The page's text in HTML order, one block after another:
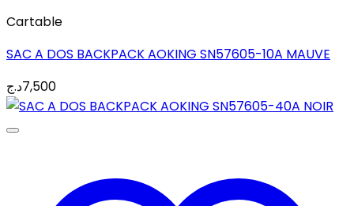
Cartable
SAC A DOS BACKPACK AOKING SN57605-10A MAUVE
7,500د.ج